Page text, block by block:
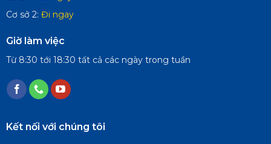
Cơ sở 2: Đi ngay
Giờ làm việc
Từ 8:30 tới 18:30 tất cả các ngày trong tuần
Kết nối với chúng tôi